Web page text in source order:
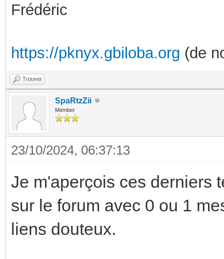
Frédéric
https://pknyx.gbiloba.org (de
Trouver
SpaRtzZii
Member
23/10/2024, 06:37:13
Je m'aperçois ces derniers
sur le forum avec 0 ou 1
liens douteux.